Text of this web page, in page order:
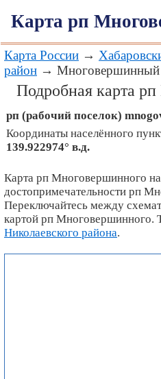
Карта рп
Карта России →
район → Многовершинный
Подробная карта
рп (рабочий поселок)
Координаты населённого
139.922974° в.д.
Карта рп Многовершинного
достопримечательности рп
Переключайтесь между
картой рп Многовершинного.
Николаевского района.